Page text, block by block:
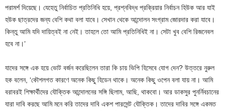
পরামর্শ দিয়েছে। যেহেতু নির্বাচিত প্রতিনিধি হয়ে, প্রশ্নবিদ্ধ প্রক্রিয়ার নির্বাচন হিউক আর যাই
হউক ছাত্রদের জন্য বেশি কথা বলা যাবে। সেখান থেকে আন্দোলন সংগ্রাম জোরদার করা যাবে।
কিন্তু আমি যদি দায়িত্বই না নেই। তাহলে তো আমি প্রতিনিধিই না। সেটা খুব বেশি রিজনেবল
হবে না।’
যাদের সঙ্গে এক হয়ে ভোট বর্জন করেছিলেন তারা কি চায় ভিপি হিসেবে যোগ দেন? উত্তরে নুরুল
হক বলেন, ‘কৌশলগত কারণে অনেক কিছু হিডেন থাকে। অনেক কিছু ওপেন বলা যায় না। আমি
বরাবরই শিক্ষার্থীদের যৌক্তিক আন্দোলনের সঙ্গি ছিলাম, আছি, থাকবো। আর ডাকসুর পুনর্নিবচানের
যারা দাবি করছে আমি মনে করি তাদের দাবি একশ পারসেন্ট যৌক্তিক। তাদের দাবির সঙ্গে একমত